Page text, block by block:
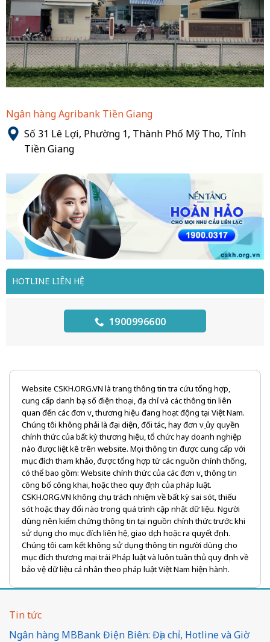
Ngân hàng Agribank Tiền Giang
Số 31 Lê Lợi, Phường 1, Thành Phố Mỹ Tho, Tỉnh
Tiền Giang
HOTLINE LIÊN HỆ
1900996600
Website CSKH.ORG.VN là trang thông tin tra cứu tổng hợp,
cung cấp danh bạ số điện thoại, địa chỉ và các thông tin liên
quan đến các đơn vị, thương hiệu đang hoạt động tại Việt Nam.
Chúng tôi không phải là đại diện, đối tác, hay đơn vị ủy quyền
chính thức của bất kỳ thương hiệu, tổ chức hay doanh nghiệp
nào được liệt kê trên website. Mọi thông tin được cung cấp với
mục đích tham khảo, được tổng hợp từ các nguồn chính thống,
có thể bao gồm: Website chính thức của các đơn vị, thông tin
công bố công khai, hoặc theo quy định của pháp luật.
CSKH.ORG.VN không chịu trách nhiệm về bất kỳ sai sót, thiếu
sót hoặc thay đổi nào trong quá trình cập nhật dữ liệu. Người
dùng nên kiểm chứng thông tin tại nguồn chính thức trước khi
sử dụng cho mục đích liên hệ, giao dịch hoặc ra quyết định.
Chúng tôi cam kết không sử dụng thông tin người dùng cho
mục đích thương mại trái Pháp luật và luôn tuân thủ quy định về
bảo vệ dữ liệu cá nhân theo pháp luật Việt Nam hiện hành.
Tin tức
Ngân hàng MBBank Điện Biên: Địa chỉ, Hotline và Giờ